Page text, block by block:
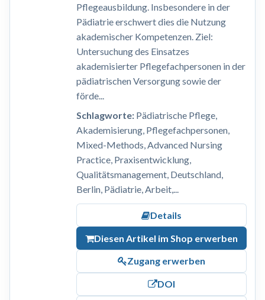
Pflegeausbildung. Insbesondere in der
Pädiatrie erschwert dies die Nutzung
akademischer Kompetenzen. Ziel:
Untersuchung des Einsatzes
akademisierter Pflegefachpersonen in der
pädiatrischen Versorgung sowie der
förde...
Schlagworte:Pädiatrische Pflege,
Akademisierung, Pflegefachpersonen,
Mixed-Methods, Advanced Nursing
Practice, Praxisentwicklung,
Qualitätsmanagement, Deutschland,
Berlin, Pädiatrie, Arbeit,...
Details
Diesen Artikel im Shop erwerben
Zugang erwerben
DOI